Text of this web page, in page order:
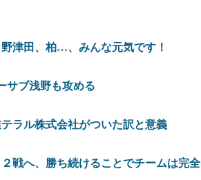
津田、柏…、みんな元気です！
サブ浅野も攻める
ラル株式会社がついた訳と意義
戦へ、勝ち続けることでチームは完全